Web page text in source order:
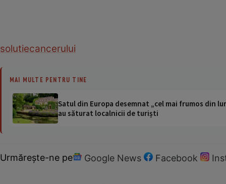
solutiecancerului
MAI MULTE PENTRU TINE
Satul din Europa desemnat „cel mai frumos din
au săturat localnicii de turiști
Urmărește-ne pe Google News Facebook